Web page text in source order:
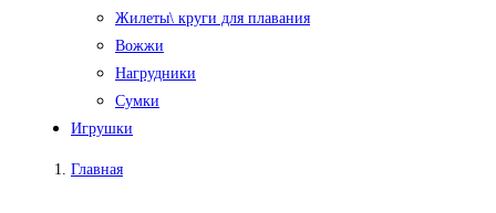
Жилеты\ круги для плавания
Вожжи
Нагрудники
Сумки
Игрушки
Главная